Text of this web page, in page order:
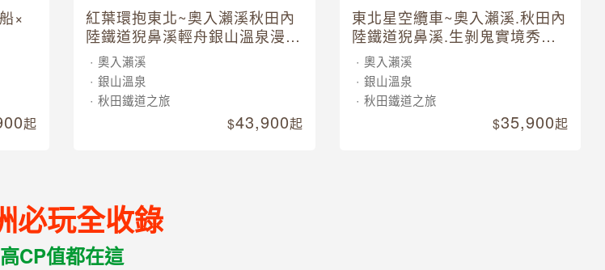
×
起
紅葉環抱東北~奧入瀨溪秋田內
陸鐵道猊鼻溪輕舟銀山溫泉漫步
五日
奧入瀨溪
銀山溫泉
秋田鐵道之旅
43,900起
東北星空纜車~奧入瀨溪.秋田內
陸鐵道猊鼻溪.生剝鬼實境秀五
日奧入瀨溪
銀山溫泉
秋田鐵道之旅
35,900起
必玩全收錄
高CP值都在這